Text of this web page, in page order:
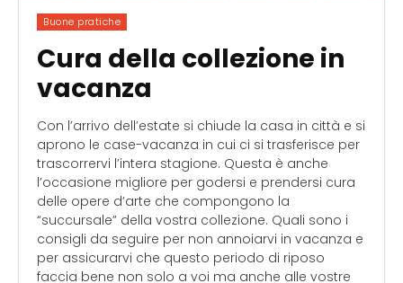
Buone pratiche
Cura della collezione in
vacanza
Con l’arrivo dell’estate si chiude la casa in città e si
aprono le case-vacanza in cui ci si trasferisce per
trascorrervi l’intera stagione. Questa è anche
l’occasione migliore per godersi e prendersi cura
delle opere d’arte che compongono la
“succursale” della vostra collezione. Quali sono i
consigli da seguire per non annoiarvi in vacanza e
per assicurarvi che questo periodo di riposo
faccia bene non solo a voi ma anche alle vostre